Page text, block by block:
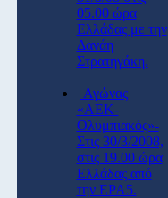
05.00 ώρα
Ελλάδας με την
Δανάη
Στρατηγάκη.
Αγώνας
«ΑΕΚ-
Ολυμπιακός»-
Στις 30/3/2008,
στις 19.00 ώρα
Ελλάδας από
την ΕΡΑ5.